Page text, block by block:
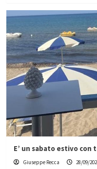
E’ un sabato estivo
Giuseppe Recca 28/09/